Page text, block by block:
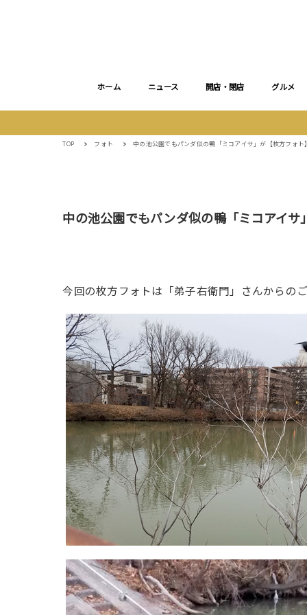
ホーム ニュース 開店・閉店 グルメ
TOP フォト 中の池公園でもパンダ似の鴨「ミコアイサ」が【枚方フォト
中の池公園でもパンダ似の鴨「ミコアイサ
今回の枚方フォトは「弟子右衛門」さんからの